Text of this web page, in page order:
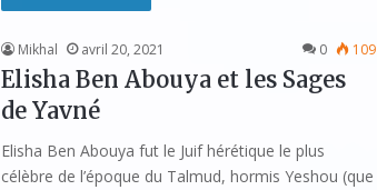
Mikhal avril 20, 2021 0 109
Elisha Ben Abouya et les Sages
de Yavné
Elisha Ben Abouya fut le Juif hérétique le plus
célèbre de l’époque du Talmud, hormis Yeshou (que